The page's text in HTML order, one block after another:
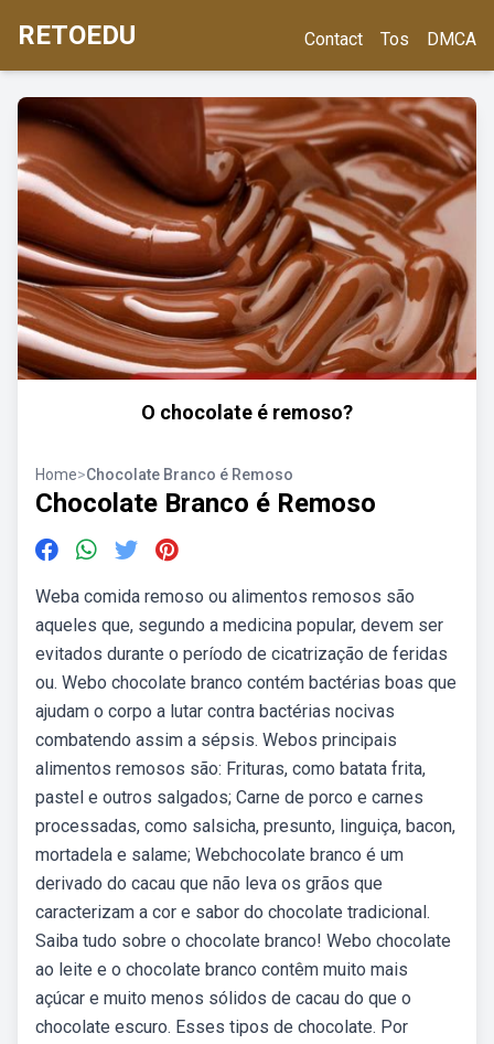
RETOEDU Contact Tos DMCA
O chocolate é remoso?
Home>Chocolate Branco é Remoso
Chocolate Branco é Remoso
Weba comida remoso ou alimentos remosos são
aqueles que, segundo a medicina popular, devem ser
evitados durante o período de cicatrização de feridas
ou. Webo chocolate branco contém bactérias boas que
ajudam o corpo a lutar contra bactérias nocivas
combatendo assim a sépsis. Webos principais
alimentos remosos são: Frituras, como batata frita,
pastel e outros salgados; Carne de porco e carnes
processadas, como salsicha, presunto, linguiça, bacon,
mortadela e salame; Webchocolate branco é um
derivado do cacau que não leva os grãos que
caracterizam a cor e sabor do chocolate tradicional.
Saiba tudo sobre o chocolate branco! Webo chocolate
ao leite e o chocolate branco contêm muito mais
açúcar e muito menos sólidos de cacau do que o
chocolate escuro. Esses tipos de chocolate. Por